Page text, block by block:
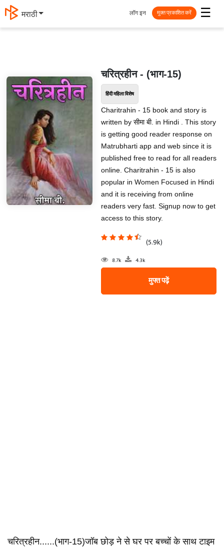
मराठी ☰
लॉग इन मुक्त प्रकाशित करें
चरित्रहीन - (भाग-15)
हिंदी महिला विशेष
Charitrahin - 15 book and story is
written by सीमा बी. in Hindi . This story
is getting good reader response on
Matrubharti app and web since it is
published free to read for all readers
online. Charitrahin - 15 is also
popular in Women Focused in Hindi
and it is receiving from online
readers very fast. Signup now to get
access to this story.
(5.9k)
8.7k 4.3k
मुफ्त पढ़ें
चरित्रहीन......(भाग-15)जॉब छोड़ ने से घर पर बच्चों के साथ टाइम